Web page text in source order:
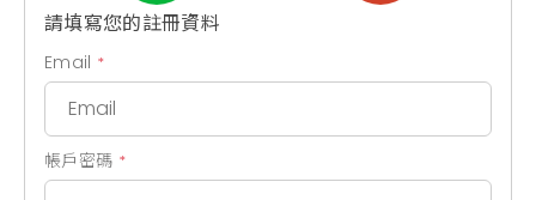
請填寫您的註冊資料
Email *
帳戶密碼 *